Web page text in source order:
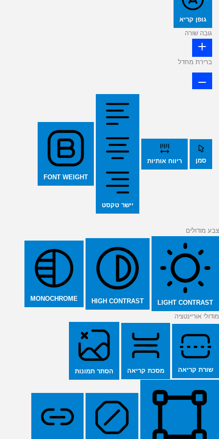
גופן קריא
גובה שורה
ברירת מחדל
סמן ריווח אותיות
יישר טקסט
FONT WEIGHT
צבע מודולים
LIGHT CONTRAST
HIGH CONTRAST
MONOCHROME
מודולי אוריינטציה
שורת קריאה מסכת קריאה הסתר תמונות